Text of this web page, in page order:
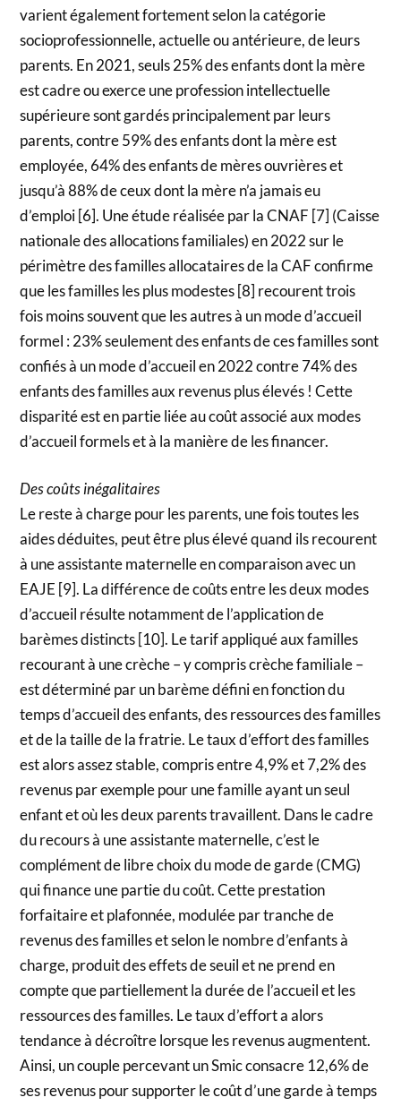
varient également fortement selon la catégorie
socioprofessionnelle, actuelle ou antérieure, de leurs
parents. En 2021, seuls 25% des enfants dont la mère
est cadre ou exerce une profession intellectuelle
supérieure sont gardés principalement par leurs
parents, contre 59% des enfants dont la mère est
employée, 64% des enfants de mères ouvrières et
jusqu’à 88% de ceux dont la mère n’a jamais eu
d’emploi [6]. Une étude réalisée par la CNAF [7] (Caisse
nationale des allocations familiales) en 2022 sur le
périmètre des familles allocataires de la CAF confirme
que les familles les plus modestes [8] recourent trois
fois moins souvent que les autres à un mode d’accueil
formel : 23% seulement des enfants de ces familles sont
confiés à un mode d’accueil en 2022 contre 74% des
enfants des familles aux revenus plus élevés ! Cette
disparité est en partie liée au coût associé aux modes
d’accueil formels et à la manière de les financer.
Des coûts inégalitaires
Le reste à charge pour les parents, une fois toutes les
aides déduites, peut être plus élevé quand ils recourent
à une assistante maternelle en comparaison avec un
EAJE [9]. La différence de coûts entre les deux modes
d’accueil résulte notamment de l’application de
barèmes distincts [10]. Le tarif appliqué aux familles
recourant à une crèche – y compris crèche familiale –
est déterminé par un barème défini en fonction du
temps d’accueil des enfants, des ressources des familles
et de la taille de la fratrie. Le taux d’effort des familles
est alors assez stable, compris entre 4,9% et 7,2% des
revenus par exemple pour une famille ayant un seul
enfant et où les deux parents travaillent. Dans le cadre
du recours à une assistante maternelle, c’est le
complément de libre choix du mode de garde (CMG)
qui finance une partie du coût. Cette prestation
forfaitaire et plafonnée, modulée par tranche de
revenus des familles et selon le nombre d’enfants à
charge, produit des effets de seuil et ne prend en
compte que partiellement la durée de l’accueil et les
ressources des familles. Le taux d’effort a alors
tendance à décroître lorsque les revenus augmentent.
Ainsi, un couple percevant un Smic consacre 12,6% de
ses revenus pour supporter le coût d’une garde à temps